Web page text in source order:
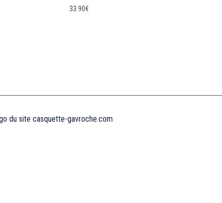
33.90€